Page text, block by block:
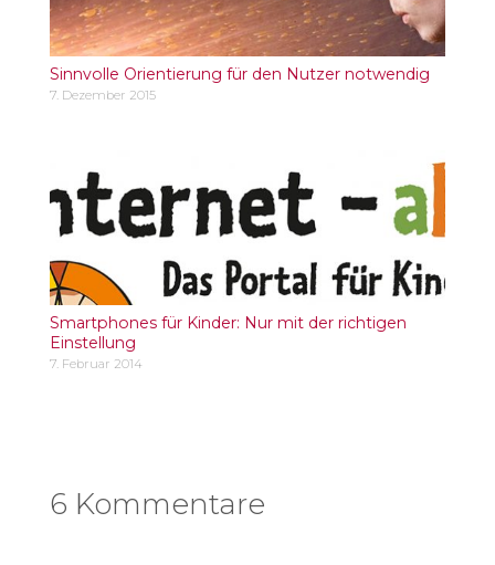
Sinnvolle Orientierung für den Nutzer notwendig
7. Dezember 2015
Smartphones für Kinder: Nur mit der richtigen
Einstellung
7. Februar 2014
6 Kommentare